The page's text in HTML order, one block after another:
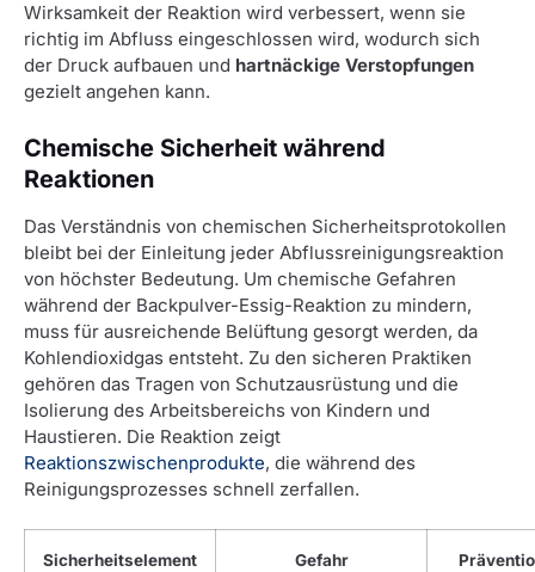
Wirksamkeit der Reaktion wird verbessert, wenn sie
richtig im Abfluss eingeschlossen wird, wodurch sich
der Druck aufbauen und hartnäckige Verstopfungen
gezielt angehen kann.
Chemische Sicherheit während
Reaktionen
Das Verständnis von chemischen Sicherheitsprotokollen
bleibt bei der Einleitung jeder Abflussreinigungsreaktion
von höchster Bedeutung. Um chemische Gefahren
während der Backpulver-Essig-Reaktion zu mindern,
muss für ausreichende Belüftung gesorgt werden, da
Kohlendioxidgas entsteht. Zu den sicheren Praktiken
gehören das Tragen von Schutzausrüstung und die
Isolierung des Arbeitsbereichs von Kindern und
Haustieren. Die Reaktion zeigt
Reaktionszwischenprodukte, die während des
Reinigungsprozesses schnell zerfallen.
Sicherheitselement Gefahr